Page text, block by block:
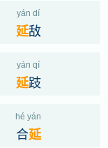
yán dí
延敌
yán qí
延跂
hé yán
合延